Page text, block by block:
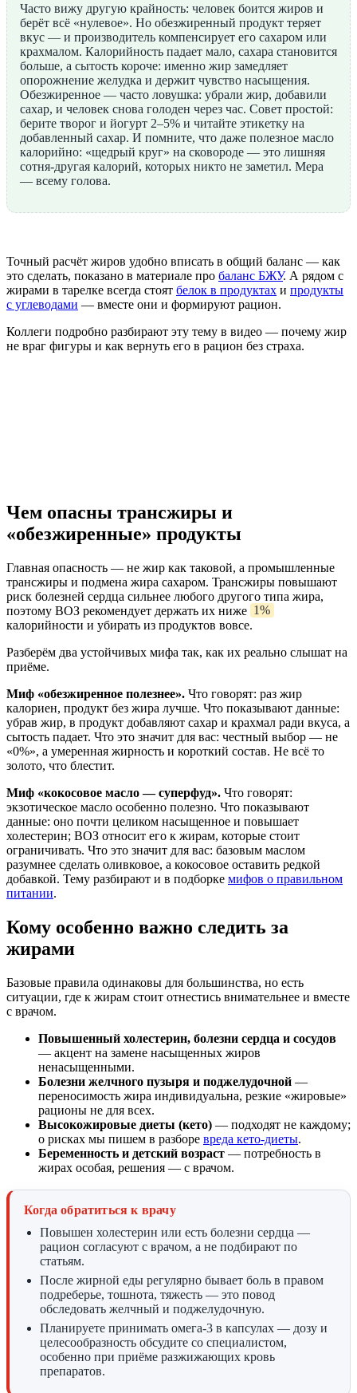
Часто вижу другую крайность: человек боится жиров и
берёт всё «нулевое». Но обезжиренный продукт теряет
вкус — и производитель компенсирует его сахаром или
крахмалом. Калорийность падает мало, сахара становится
больше, а сытость короче: именно жир замедляет
опорожнение желудка и держит чувство насыщения.
Обезжиренное — часто ловушка: убрали жир, добавили
сахар, и человек снова голоден через час. Совет простой:
берите творог и йогурт 2–5% и читайте этикетку на
добавленный сахар. И помните, что даже полезное масло
калорийно: «щедрый круг» на сковороде — это лишняя
сотня-другая калорий, которых никто не заметил. Мера
— всему голова.
Точный расчёт жиров удобно вписать в общий баланс — как
это сделать, показано в материале про баланс БЖУ. А рядом с
жирами в тарелке всегда стоят белок в продуктах и продукты
с углеводами — вместе они и формируют рацион.
Коллеги подробно разбирают эту тему в видео — почему жир
не враг фигуры и как вернуть его в рацион без страха.
Чем опасны трансжиры и
«обезжиренные» продукты
Главная опасность — не жир как таковой, а промышленные
трансжиры и подмена жира сахаром. Трансжиры повышают
риск болезней сердца сильнее любого другого типа жира,
поэтому ВОЗ рекомендует держать их ниже 1%
калорийности и убирать из продуктов вовсе.
Разберём два устойчивых мифа так, как их реально слышат на
приёме.
Миф «обезжиренное полезнее». Что говорят: раз жир
калориен, продукт без жира лучше. Что показывают данные:
убрав жир, в продукт добавляют сахар и крахмал ради вкуса, а
сытость падает. Что это значит для вас: честный выбор — не
«0%», а умеренная жирность и короткий состав. Не всё то
золото, что блестит.
Миф «кокосовое масло — суперфуд». Что говорят:
экзотическое масло особенно полезно. Что показывают
данные: оно почти целиком насыщенное и повышает
холестерин; ВОЗ относит его к жирам, которые стоит
ограничивать. Что это значит для вас: базовым маслом
разумнее сделать оливковое, а кокосовое оставить редкой
добавкой. Тему разбирают и в подборке мифов о правильном
питании.
Кому особенно важно следить за
жирами
Базовые правила одинаковы для большинства, но есть
ситуации, где к жирам стоит отнестись внимательнее и вместе
с врачом.
Повышенный холестерин, болезни сердца и сосудов
— акцент на замене насыщенных жиров
ненасыщенными.
Болезни желчного пузыря и поджелудочной —
переносимость жира индивидуальна, резкие «жировые»
рационы не для всех.
Высокожировые диеты (кето) — подходят не каждому;
о рисках мы пишем в разборе вреда кето-диеты.
Беременность и детский возраст — потребность в
жирах особая, решения — с врачом.
Когда обратиться к врачу
Повышен холестерин или есть болезни сердца —
рацион согласуют с врачом, а не подбирают по
статьям.
После жирной еды регулярно бывает боль в правом
подреберье, тошнота, тяжесть — это повод
обследовать желчный и поджелудочную.
Планируете принимать омега-3 в капсулах — дозу и
целесообразность обсудите со специалистом,
особенно при приёме разжижающих кровь
препаратов.